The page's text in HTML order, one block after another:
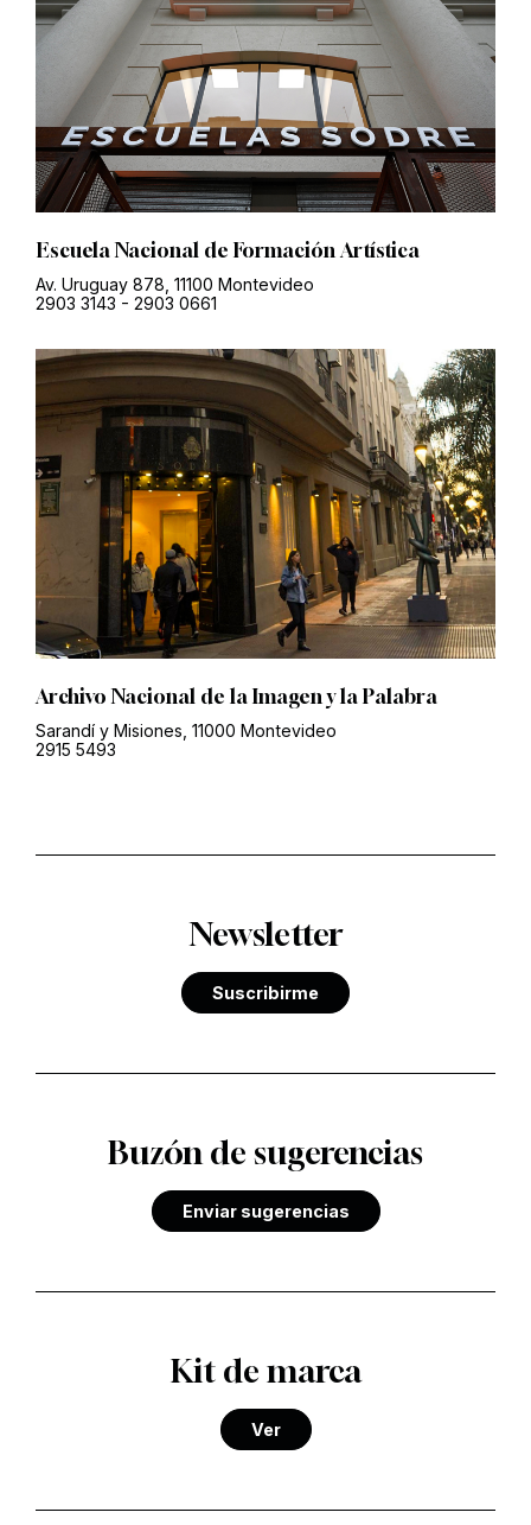
Escuela Nacional de Formación Artística
Av. Uruguay 878, 11100 Montevideo
2903 3143 - 2903 0661
Archivo Nacional de la Imagen y la Palabra
Sarandí y Misiones, 11000 Montevideo
2915 5493
Newsletter
Suscribirme
Buzón de sugerencias
Enviar sugerencias
Kit de marca
Ver